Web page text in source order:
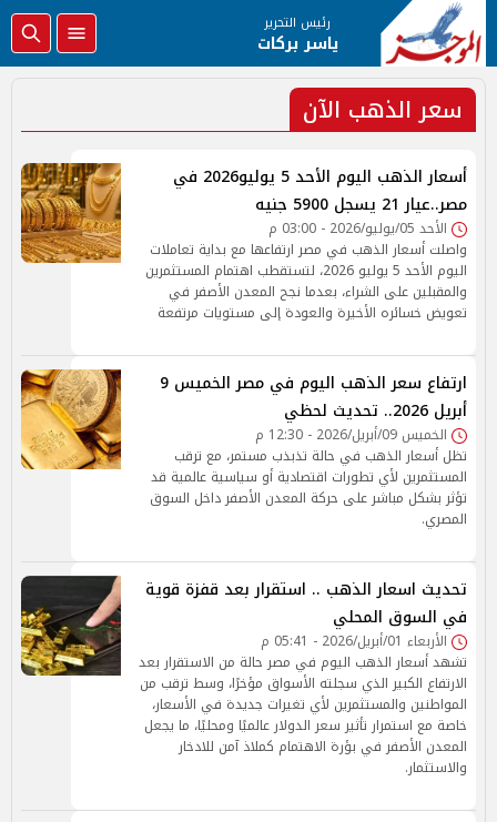
رئيس التحرير
ياسر بركات
سعر الذهب الآن
أسعار الذهب اليوم الأحد 5 يوليو2026 في
مصر..عيار 21 يسجل 5900 جنيه
الأحد 05/يوليو/2026 - 03:00 م
واصلت أسعار الذهب في مصر ارتفاعها مع بداية تعاملات
اليوم الأحد 5 يوليو 2026، لتستقطب اهتمام المستثمرين
والمقبلين على الشراء، بعدما نجح المعدن الأصفر في
تعويض خسائره الأخيرة والعودة إلى مستويات مرتفعة
ارتفاع سعر الذهب اليوم في مصر الخميس 9
أبريل 2026.. تحديث لحظي
الخميس 09/أبريل/2026 - 12:30 م
تظل أسعار الذهب في حالة تذبذب مستمر، مع ترقب
المستثمرين لأي تطورات اقتصادية أو سياسية عالمية قد
تؤثر بشكل مباشر على حركة المعدن الأصفر داخل السوق
المصري.
تحديث اسعار الذهب .. استقرار بعد قفزة قوية
في السوق المحلي
الأربعاء 01/أبريل/2026 - 05:41 م
تشهد أسعار الذهب اليوم في مصر حالة من الاستقرار بعد
الارتفاع الكبير الذي سجلته الأسواق مؤخرًا، وسط ترقب من
المواطنين والمستثمرين لأي تغيرات جديدة في الأسعار،
خاصة مع استمرار تأثير سعر الدولار عالميًا ومحليًا، ما يجعل
المعدن الأصفر في بؤرة الاهتمام كملاذ آمن للادخار
والاستثمار.